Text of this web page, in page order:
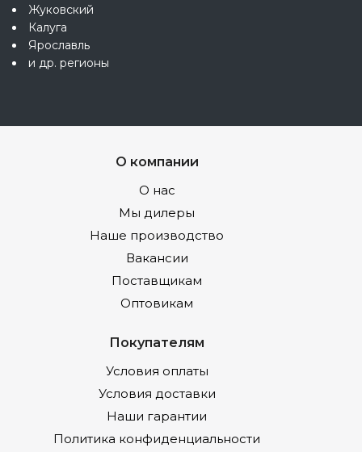
Жуковский
Калуга
Ярославль
и др. регионы
О компании
О нас
Мы дилеры
Наше производство
Вакансии
Поставщикам
Оптовикам
Покупателям
Условия оплаты
Условия доставки
Наши гарантии
Политика конфиденциальности